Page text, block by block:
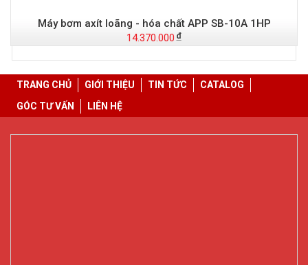
Máy bơm axít loãng - hóa chất APP SB-10A 1HP
14.370.000
TRANG CHỦ GIỚI THIỆU TIN TỨC
CATALOG
GÓC TƯ VẤN
LIÊN HỆ